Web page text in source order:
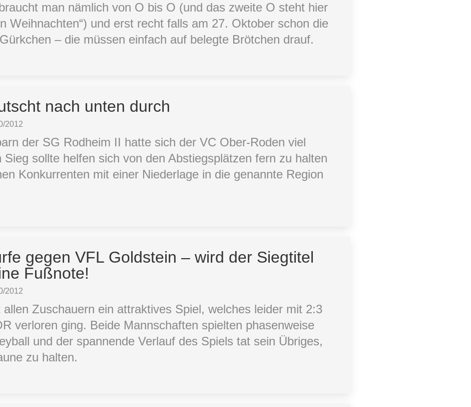
man nämlich von O bis O (und das zweite O steht hier
Weihnachten“) und erst recht falls am 27. Oktober schon die
– die müssen einfach auf belegte Brötchen drauf.
nach unten durch
2012
der SG Rodheim II hatte sich der VC Ober-Roden viel
Sieg sollte helfen sich von den Abstiegsplätzen fern zu halten
Konkurrenten mit einer Niederlage in die genannte Region
gegen VFL Goldstein – wird der Siegtitel
Fußnote!
2012
Zuschauern ein attraktives Spiel, welches leider mit 2:3
verloren ging. Beide Mannschaften spielten phasenweise
und der spannende Verlauf des Spiels tat sein Übriges,
zu halten.